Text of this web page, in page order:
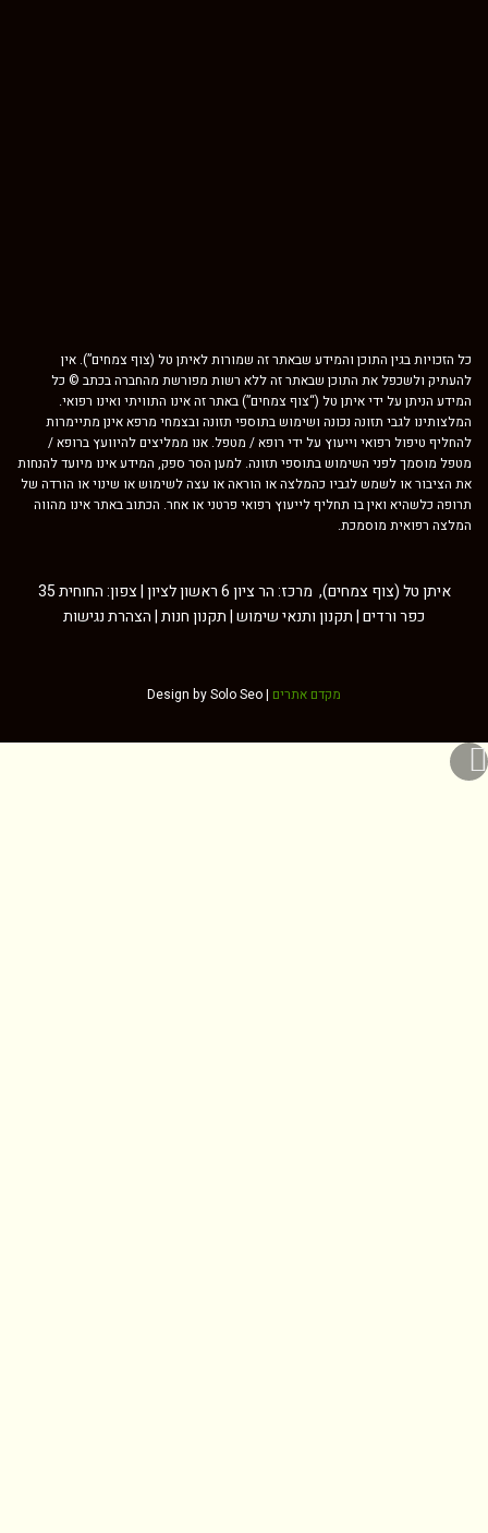
התוכן והמידע שבאתר זה שמורות לאיתן טל (צוף צמחים”). אין
את התוכן שבאתר זה ללא רשות מפורשת מהחברה בכתב © כל
ידי איתן טל (“צוף צמחים”) באתר זה אינו התוויתי ואינו רפואי.
תזונה נכונה ושימוש בתוספי תזונה ובצמחי מרפא אינן מתיימרות
וייעוץ על ידי רופא / מטפל. אנו ממליצים להיוועץ ברופא /
השימוש בתוספי תזונה. למען הסר ספק, המידע אינו מיועד להנחות
לגביו כהמלצה או הוראה או עצה לשימוש או שינוי או הורדה של
בו תחליף לייעוץ רפואי פרטני או אחר. הכתוב באתר אינו מהווה
מוסמכת.
איתן טל (צוף צמחים), מרכז: הר ציון 6 ראשון לציון | צפון: החוחית 35
תקנון ותנאי שימוש|תקנון חנות|הצהרת נגישות
Design by Solo Seo |